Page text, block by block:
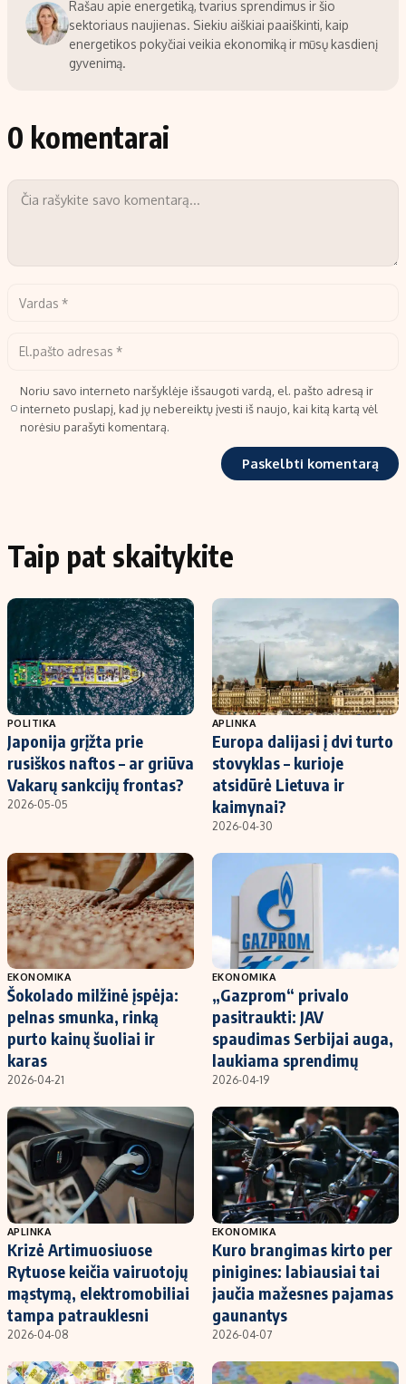
Rašau apie energetiką, tvarius sprendimus ir šio
sektoriaus naujienas. Siekiu aiškiai paaiškinti, kaip
energetikos pokyčiai veikia ekonomiką ir mūsų kasdienį
gyvenimą.
0 komentarai
Noriu savo interneto naršyklėje išsaugoti vardą, el. pašto adresą ir
interneto puslapį, kad jų nebereiktų įvesti iš naujo, kai kitą kartą vėl
norėsiu parašyti komentarą.
Taip pat skaitykite
POLITIKA
Japonija grįžta prie
rusiškos naftos – ar griūva
Vakarų sankcijų frontas?
2026-05-05
APLINKA
Europa dalijasi į dvi turto
stovyklas – kurioje
atsidūrė Lietuva ir
kaimynai?
2026-04-30
EKONOMIKA
Šokolado milžinė įspėja:
pelnas smunka, rinką
purto kainų šuoliai ir
karas
2026-04-21
EKONOMIKA
„Gazprom“ privalo
pasitraukti: JAV
spaudimas Serbijai auga,
laukiama sprendimų
2026-04-19
APLINKA
Krizė Artimuosiuose
Rytuose keičia vairuotojų
mąstymą, elektromobiliai
tampa patrauklesni
2026-04-08
EKONOMIKA
Kuro brangimas kirto per
pinigines: labiausiai tai
jaučia mažesnes pajamas
gaunantys
2026-04-07